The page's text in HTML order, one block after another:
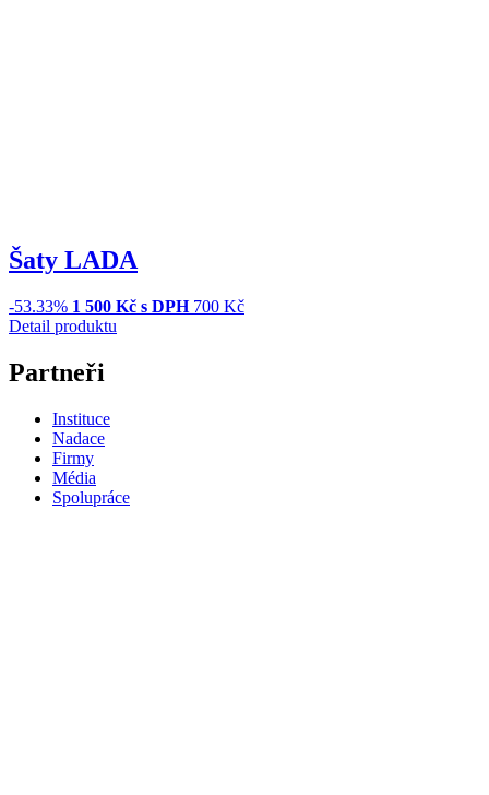
Šaty LADA
-53.33% 1 500 Kč s DPH 700 Kč
Detail produktu
Partneři
Instituce
Nadace
Firmy
Média
Spolupráce